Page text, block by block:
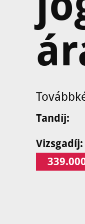
Tandíj:
Vizsgadíj: